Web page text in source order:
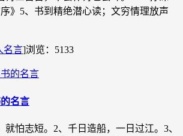
序》5、书到精绝潜心读；文穷情理放声
名言]浏览：5133
名言
就怕志短。2、千日造船，一日过江。3、